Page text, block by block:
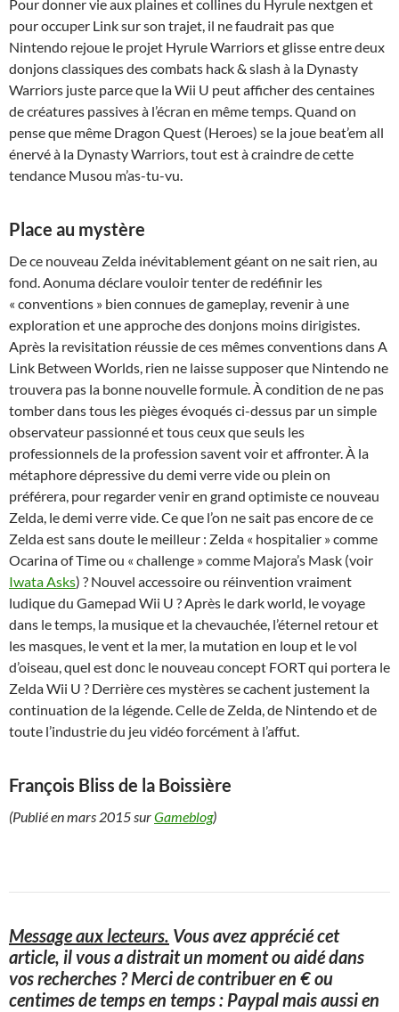
Pour donner vie aux plaines et collines du Hyrule nextgen et
pour occuper Link sur son trajet, il ne faudrait pas que
Nintendo rejoue le projet Hyrule Warriors et glisse entre deux
donjons classiques des combats hack & slash à la Dynasty
Warriors juste parce que la Wii U peut afficher des centaines
de créatures passives à l’écran en même temps. Quand on
pense que même Dragon Quest (Heroes) se la joue beat’em all
énervé à la Dynasty Warriors, tout est à craindre de cette
tendance Musou m’as-tu-vu.
Place au mystère
De ce nouveau Zelda inévitablement géant on ne sait rien, au
fond. Aonuma déclare vouloir tenter de redéfinir les
« conventions » bien connues de gameplay, revenir à une
exploration et une approche des donjons moins dirigistes.
Après la revisitation réussie de ces mêmes conventions dans A
Link Between Worlds, rien ne laisse supposer que Nintendo ne
trouvera pas la bonne nouvelle formule. À condition de ne pas
tomber dans tous les pièges évoqués ci-dessus par un simple
observateur passionné et tous ceux que seuls les
professionnels de la profession savent voir et affronter. À la
métaphore dépressive du demi verre vide ou plein on
préférera, pour regarder venir en grand optimiste ce nouveau
Zelda, le demi verre vide. Ce que l’on ne sait pas encore de ce
Zelda est sans doute le meilleur : Zelda « hospitalier » comme
Ocarina of Time ou « challenge » comme Majora’s Mask (voir
Iwata Asks) ? Nouvel accessoire ou réinvention vraiment
ludique du Gamepad Wii U ? Après le dark world, le voyage
dans le temps, la musique et la chevauchée, l’éternel retour et
les masques, le vent et la mer, la mutation en loup et le vol
d’oiseau, quel est donc le nouveau concept FORT qui portera le
Zelda Wii U ? Derrière ces mystères se cachent justement la
continuation de la légende. Celle de Zelda, de Nintendo et de
toute l’industrie du jeu vidéo forcément à l’affut.
François Bliss de la Boissière
(Publié en mars 2015 surGameblog)
Message aux lecteurs. Vous avez apprécié cet
article, il vous a distrait un moment ou aidé dans
vos recherches ? Merci de contribuer en € ou
centimes de temps en temps : Paypal mais aussi en